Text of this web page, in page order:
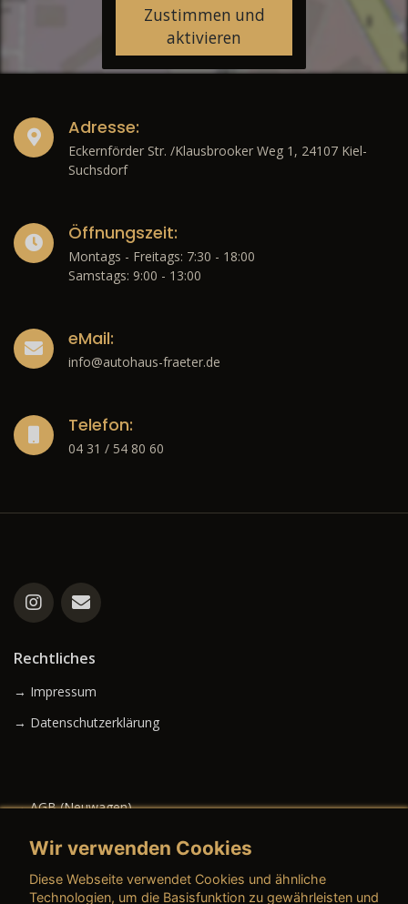
Zustimmen und
aktivieren
Adresse:
Eckernförder Str. /Klausbrooker Weg 1, 24107 Kiel-
Suchsdorf
Öffnungszeit:
Montags - Freitags: 7:30 - 18:00
Samstags: 9:00 - 13:00
eMail:
info@autohaus-fraeter.de
Telefon:
04 31 / 54 80 60
Rechtliches
→ Impressum
→ Datenschutzerklärung
→ AGB (Neuwagen)
→ AGB (Gebrauchtwagen)
Wir verwenden Cookies
Diese Webseite verwendet Cookies und ähnliche
Technologien, um die Basisfunktion zu gewährleisten und